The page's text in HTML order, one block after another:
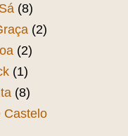
(8)
(2)
(2)
(1)
(8)
Castelo